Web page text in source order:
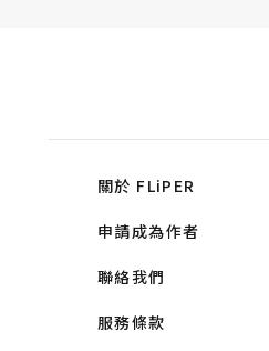
關於 FLiPER
申請成為作者
聯絡我們
服務條款